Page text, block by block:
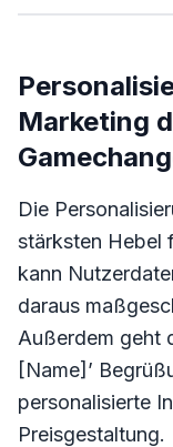
Marketing
Die
stärksten Hebel
kann
daraus
Außerdem geht
[Name]’
personalisierte
Preisgestaltung.